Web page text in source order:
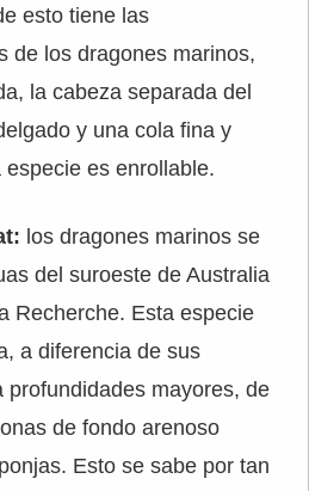
esto tiene las
de los dragones marinos,
la cabeza separada del
y una cola fina y
es enrollable.
los dragones marinos se
del suroeste de Australia
Recherche. Esta especie
a diferencia de sus
profundidades mayores, de
de fondo arenoso
Esto se sabe por tan